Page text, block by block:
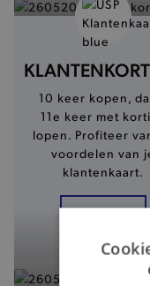
10 keer kopen,
11e keer met
lopen. Profiteer
voordelen van
klantenkaart.